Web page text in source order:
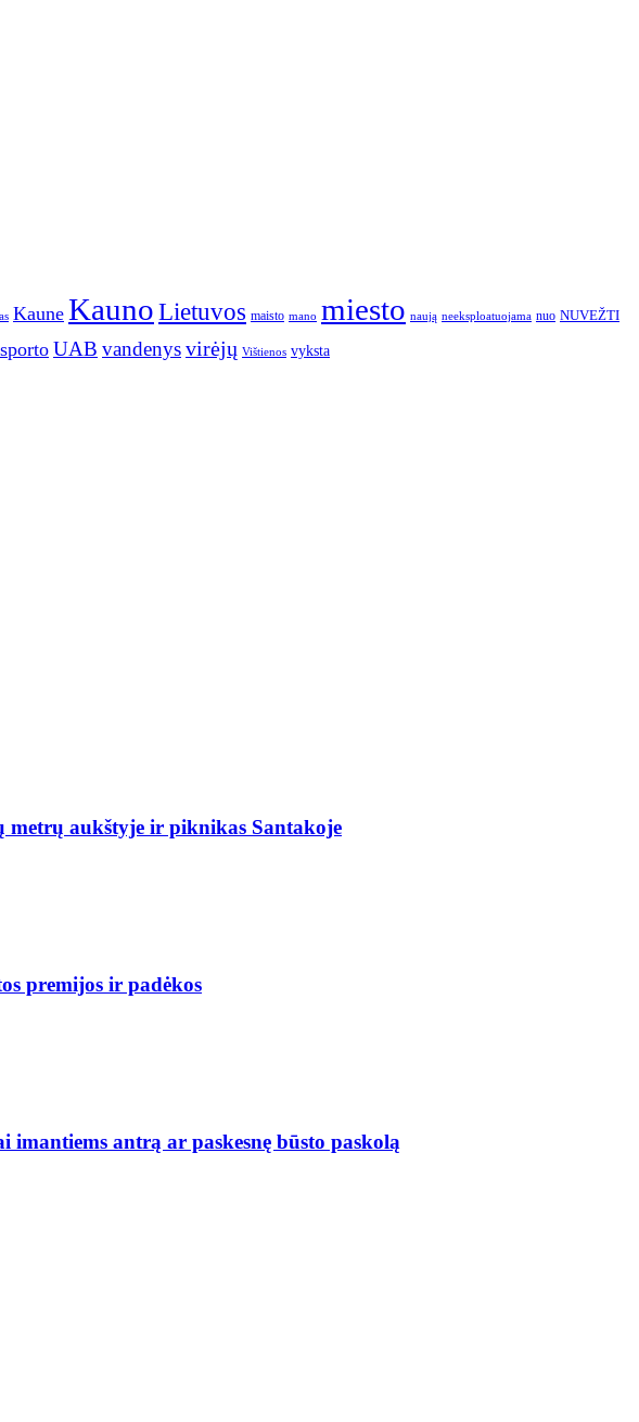
Kaune KaunoLietuvos maisto mano miesto naują neeksploatuojama nuo NUVEŽTI
UAB vandenysvirėjų Vištienos vyksta
metrų aukštyje ir piknikas Santakoje
premijos ir padėkos
antrą ar paskesnę būsto paskolą